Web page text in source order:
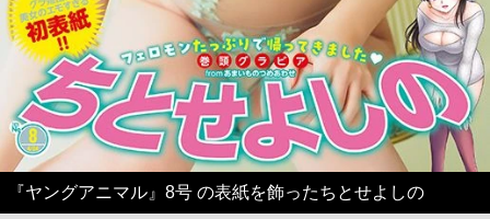
『ヤングアニマル』8号 の表紙を飾ったちとせよしの